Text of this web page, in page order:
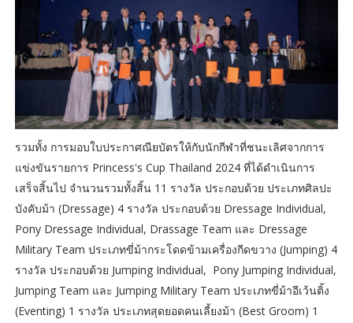
รวมทั้ง การมอบใบประกาศณียบัตรให้กับนักกีฬาที่ชนะเลิศจากการ
แข่งขันรายการ Princess's Cup Thailand 2024 ที่ได้ดำเนินการ
เสร็จสิ้นไป จำนวนรวมทั้งสิ้น 11 รางวัล ประกอบด้วย ประเภทศิลปะ
บังคับม้า (Dressage) 4 รางวัล ประกอบด้วย Dressage Individual,
Pony Dressage Individual, Drassage Team และ Dressage
Military Team ประเภทขี่ม้ากระโดดข้ามเครื่องกีดขวาง (Jumping) 4
รางวัล ประกอบด้วย Jumping Individual, Pony Jumping Individual,
Jumping Team และ Jumping Military Team ประเภทขี่ม้าอีเว้นติ้ง
(Eventing) 1 รางวัล ประเภทสุดยอดคนเลี้ยงม้า (Best Groom) 1